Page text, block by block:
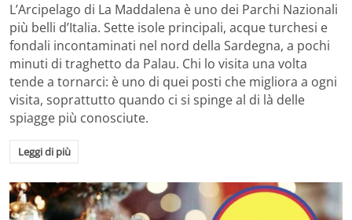
L’Arcipelago di La Maddalena è uno dei Parchi Nazionali
più belli d’Italia. Sette isole principali, acque turchesi e
fondali incontaminati nel nord della Sardegna, a pochi
minuti di traghetto da Palau. Chi lo visita una volta
tende a tornarci: è uno di quei posti che migliora a ogni
visita, soprattutto quando ci si spinge al di là delle
spiagge più conosciute.
Leggi di più